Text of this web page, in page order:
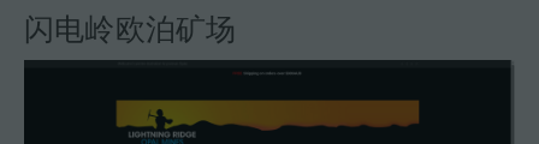
闪电岭欧泊矿场